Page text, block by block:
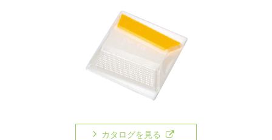
カタログを見る